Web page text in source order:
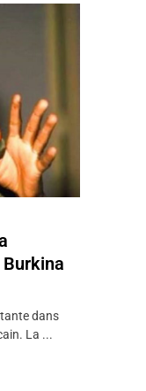
dans
La ...